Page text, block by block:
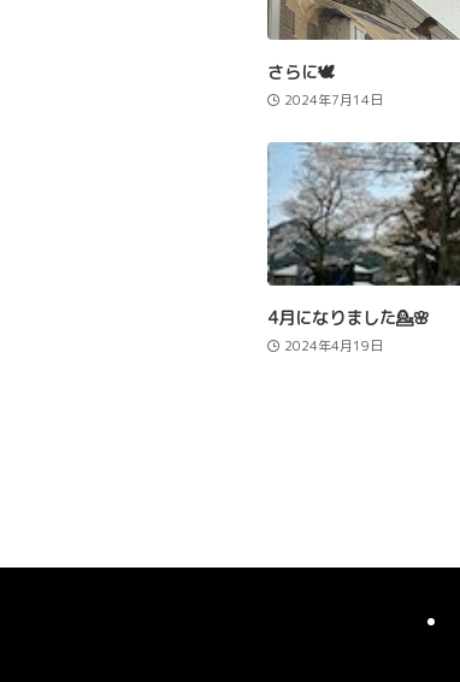
さらに🕊️
2024年7月14日
4月になりました💁🌸
2024年4月19日